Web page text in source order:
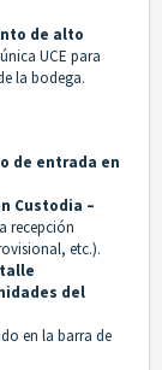
de alto
UCE para
la bodega.
de entrada en
Custodia –
recepción
etc.).
del
en la barra de